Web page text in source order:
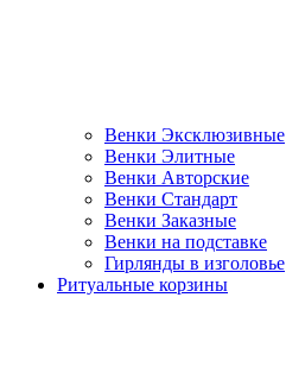
Венки Эксклюзивные
Венки Элитные
Венки Авторские
Венки Стандарт
Венки Заказные
Венки на подставке
Гирлянды в изголовье
Ритуальные корзины